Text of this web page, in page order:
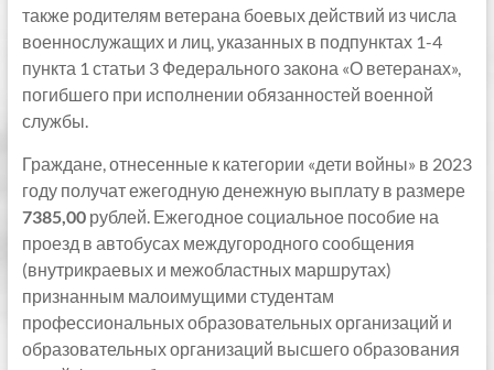
также родителям ветерана боевых действий из числа
военнослужащих и лиц, указанных в подпунктах 1-4
пункта 1 статьи 3 Федерального закона «О ветеранах»,
погибшего при исполнении обязанностей военной
службы.
Граждане, отнесенные к категории «дети войны» в 2023
году получат ежегодную денежную выплату в размере
7385,00 рублей. Ежегодное социальное пособие на
проезд в автобусах междугородного сообщения
(внутрикраевых и межобластных маршрутах)
признанным малоимущими студентам
профессиональных образовательных организаций и
образовательных организаций высшего образования